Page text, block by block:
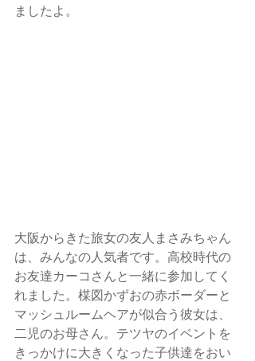
ましたよ。
大阪からきた旅女の友人まさみちゃん
は、みんなの人気者です。高校時代の
お友達カーコさんと一緒に参加してく
れました。楳図かずおの赤ボーダーと
マッシュルームヘアが似合う彼女は、
二児のお母さん。テツヤのイベントを
きっかけに大きくなった子供達をおい